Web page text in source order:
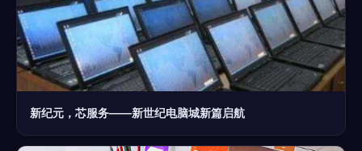
新纪元，芯服务——新世纪电脑城新篇启航